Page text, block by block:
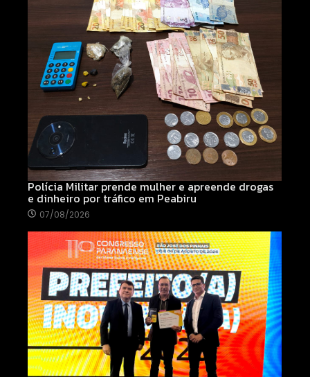
Polícia Militar prende mulher e apreende drogas
e dinheiro por tráfico em Peabiru
07/08/2026